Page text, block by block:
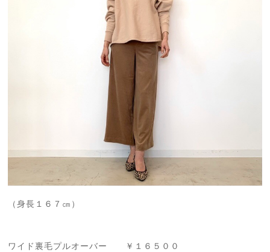
（身長１６７㎝）
ワイド裏毛プルオーバー ￥１６５００